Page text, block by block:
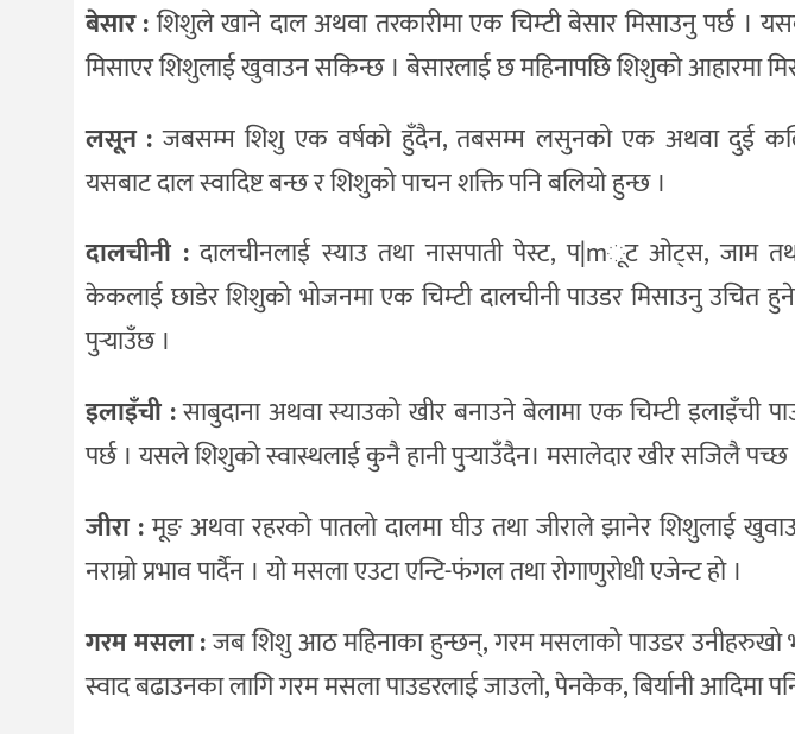
बेसार :शिशुले खाने दाल अथवा तरकारीमा एक चिम्टी बेसार मिसाउनु पर्छ ।
मिसाएर शिशुलाई खुवाउन सकिन्छ । बेसारलाई छ महिनापछि शिशुको आहारमा
लसून : जबसम्म शिशु एक वर्षको हुँदैन, तबसम्म लसुनको एक अथवा दुई
यसबाट दाल स्वादिष्ट बन्छ र शिशुको पाचन शक्ति पनि बलियो हुन्छ ।
दालचीनी :दालचीनलाई स्याउ तथा नासपाती पेस्ट, प|mूट ओट्स, जाम
केकलाई छाडेर शिशुको भोजनमा एक चिम्टी दालचीनी पाउडर मिसाउनु उचित
पुर्‍याउँछ ।
इलाइँची :साबुदाना अथवा स्याउको खीर बनाउने बेलामा एक चिम्टी इलाइँची
पर्छ । यसले शिशुको स्वास्थलाई कुनै हानी पुर्‍याउँदैन। मसालेदार खीर सजिलै पच्छ
जीरा :मूङ अथवा रहरको पातलो दालमा घीउ तथा जीराले झानेर शिशुलाई
नराम्रो प्रभाव पार्दैन । यो मसला एउटा एन्टि-फंगल तथा रोगाणुरोधी एजेन्ट हो ।
गरम मसला :जब शिशु आठ महिनाका हुन्छन्, गरम मसलाको पाउडर उनीहरुखो
स्वाद बढाउनका लागि गरम मसला पाउडरलाई जाउलो, पेनकेक, बिर्यानी आदिमा